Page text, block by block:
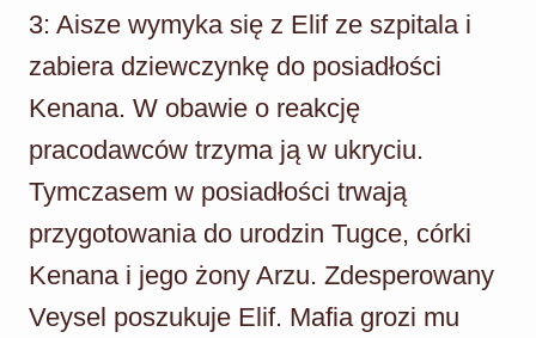
3: Aisze wymyka się z Elif ze szpitala i
zabiera dziewczynkę do posiadłości
Kenana. W obawie o reakcję
pracodawców trzyma ją w ukryciu.
Tymczasem w posiadłości trwają
przygotowania do urodzin Tugce, córki
Kenana i jego żony Arzu. Zdesperowany
Veysel poszukuje Elif. Mafia grozi mu